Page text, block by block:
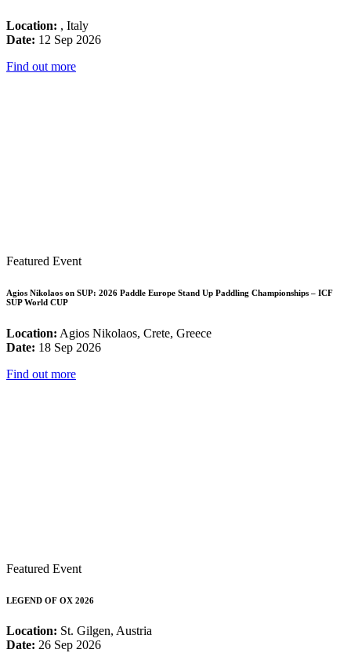
Location: , Italy
Date: 12 Sep 2026
Find out more
Featured Event
Agios Nikolaos on SUP: 2026 Paddle Europe Stand Up Paddling Championships – ICF
SUP World CUP
Location: Agios Nikolaos, Crete, Greece
Date: 18 Sep 2026
Find out more
Featured Event
LEGEND OF OX 2026
Location: St. Gilgen, Austria
Date: 26 Sep 2026